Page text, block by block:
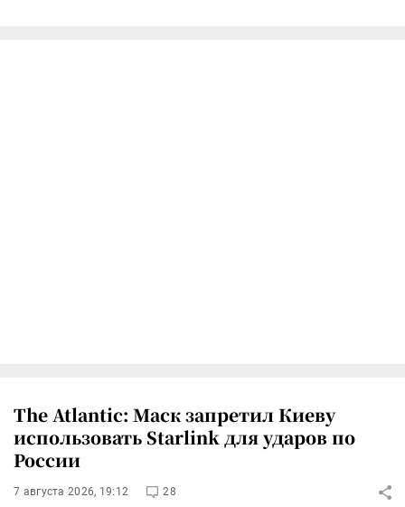
The Atlantic: Маск запретил Киеву
использовать Starlink для ударов по
России
7 августа 2026, 19:12 28